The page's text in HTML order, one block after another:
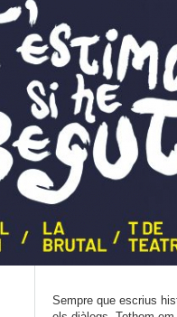
Sempre que escrius